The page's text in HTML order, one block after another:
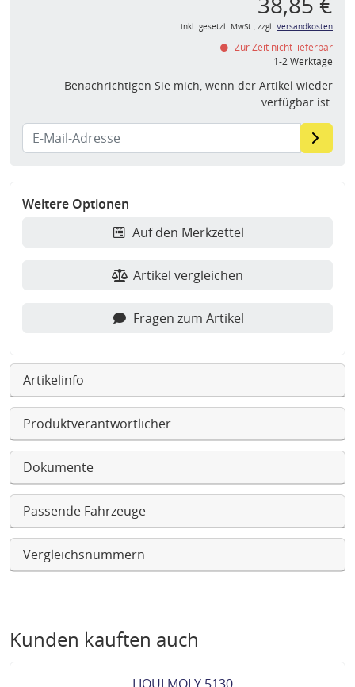
inkl. gesetzl. MwSt., zzgl. Versandkosten
Zur Zeit nicht lieferbar
1-2 Werktage
Benachrichtigen Sie mich, wenn der Artikel wieder
verfügbar ist.
Weitere Optionen
Auf den Merkzettel
Artikel vergleichen
Fragen zum Artikel
Artikelinfo
Produktverantwortlicher
Dokumente
Passende Fahrzeuge
Vergleichsnummern
Kunden kauften auch